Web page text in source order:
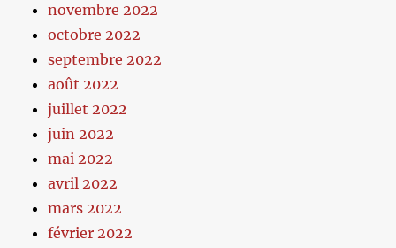
novembre 2022
octobre 2022
septembre 2022
août 2022
juillet 2022
juin 2022
mai 2022
avril 2022
mars 2022
février 2022